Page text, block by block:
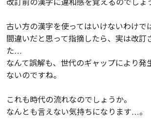
古い方の漢字を使ってはいけないわけで
間違いだと思って指摘したら、実は改訂
た…
なんて誤解も、世代のギャップにより発
ないのですね。
これも時代の流れなのでしょうか。
なんとも言えない気持ちになります…。